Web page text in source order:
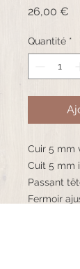
26,00 €
Quantité *
Cuir 5 mm
Cuit 5 mm
Passant
Fermoir